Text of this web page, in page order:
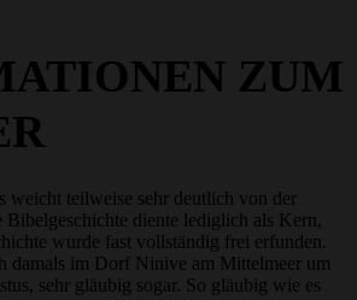
ZUM
weicht teilweise sehr deutlich von der
Bibelgeschichte diente lediglich als Kern,
wurde fast vollständig frei erfunden.
damals im Dorf Ninive am Mittelmeer um
sehr gläubig sogar. So gläubig wie es